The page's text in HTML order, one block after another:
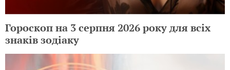
Гороскоп на 3 серпня 2026 року для всіх
знаків зодіаку